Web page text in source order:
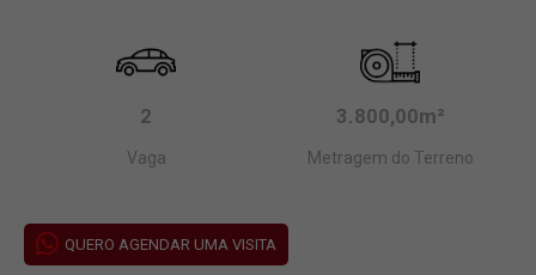
2
Vaga
3.800,00m²
Metragem do Terreno
QUERO AGENDAR UMA VISITA